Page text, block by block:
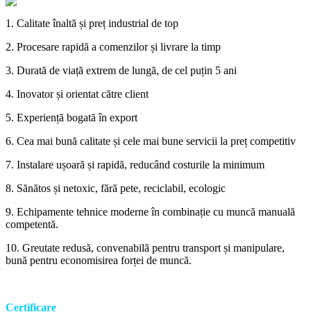
1. Calitate înaltă și preț industrial de top
2. Procesare rapidă a comenzilor și livrare la timp
3. Durată de viață extrem de lungă, de cel puțin 5 ani
4. Inovator și orientat către client
5. Experiență bogată în export
6. Cea mai bună calitate și cele mai bune servicii la preț competitiv
7. Instalare ușoară și rapidă, reducând costurile la minimum
8. Sănătos și netoxic, fără pete, reciclabil, ecologic
9. Echipamente tehnice moderne în combinație cu muncă manuală
competentă.
10. Greutate redusă, convenabilă pentru transport și manipulare,
bună pentru economisirea forței de muncă.
Certificare